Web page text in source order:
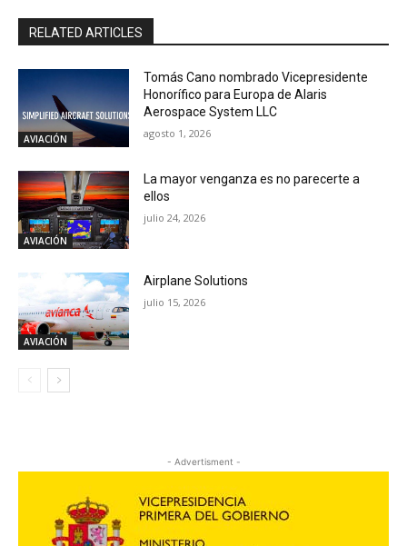
RELATED ARTICLES
AVIACIÓN
Tomás Cano nombrado Vicepresidente
Honorífico para Europa de Alaris
Aerospace System LLC
agosto 1, 2026
AVIACIÓN
La mayor venganza es no parecerte a
ellos
julio 24, 2026
AVIACIÓN
Airplane Solutions
julio 15, 2026
- Advertisment -